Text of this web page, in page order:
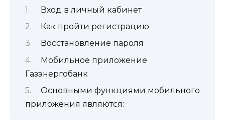
Вход в личный кабинет
Как пройти регистрацию
Восстановление пароля
Мобильное приложение
Газэнергобанк
Основными функциями мобильного
приложения являются: